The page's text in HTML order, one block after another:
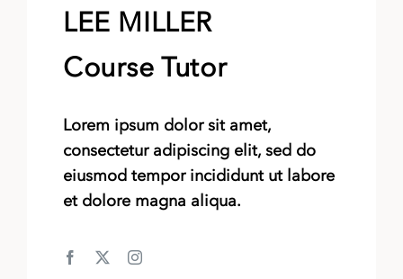
LEE MILLER
Course Tutor
Lorem ipsum dolor sit amet,
consectetur adipiscing elit, sed do
eiusmod tempor incididunt ut labore
et dolore magna aliqua.